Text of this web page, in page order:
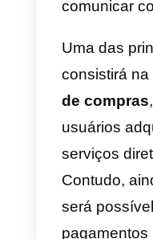
Algumas
italianas